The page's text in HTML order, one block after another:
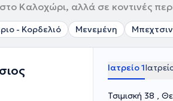
Καλοχώρι, αλλά σε κοντινές
- Κορδελιό Μενεμένη
Ιατρείο 1
Τσιμισκή 38 ,